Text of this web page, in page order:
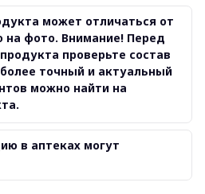
может отличаться от
на фото. Внимание! Перед
проверьте состав
точный и актуальный
можно найти на
в аптеках могут